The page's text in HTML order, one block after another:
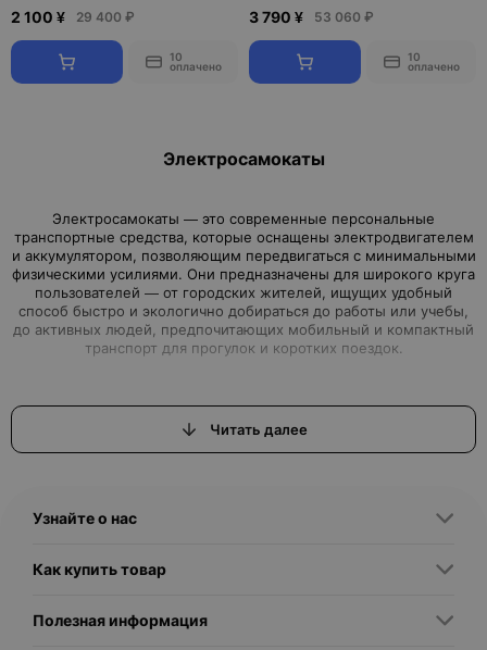
2 100 ¥ 29 400 ₽
10
оплачено
3 790 ¥ 53 060 ₽
10
оплачено
Электросамокаты
Электросамокаты — это современные персональные
транспортные средства, которые оснащены электродвигателем
и аккумулятором, позволяющим передвигаться с минимальными
физическими усилиями. Они предназначены для широкого круга
пользователей — от городских жителей, ищущих удобный
способ быстро и экологично добираться до работы или учебы,
до активных людей, предпочитающих мобильный и компактный
рассчитанные на ровные асфальтированные дороги, с
Читать далее
Узнайте о нас
Как купить товар
Полезная информация